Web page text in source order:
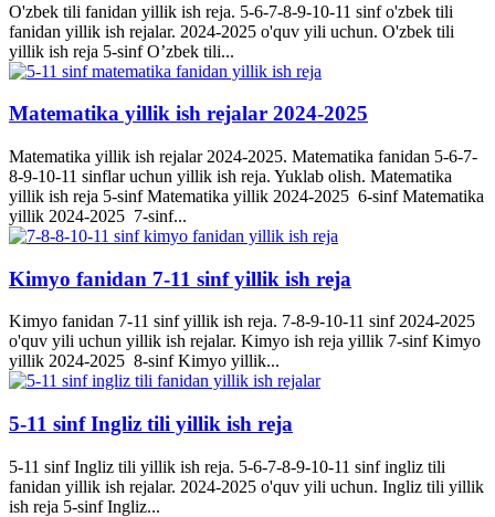
O'zbek tili fanidan yillik ish reja. 5-6-7-8-9-10-11 sinf o'zbek tili
fanidan yillik ish rejalar. 2024-2025 o'quv yili uchun. O'zbek tili
yillik ish reja 5-sinf O’zbek tili...
Matematika yillik ish rejalar 2024-2025
Matematika yillik ish rejalar 2024-2025. Matematika fanidan 5-6-7-
8-9-10-11 sinflar uchun yillik ish reja. Yuklab olish. Matematika
yillik ish reja 5-sinf Matematika yillik 2024-2025 6-sinf Matematika
yillik 2024-2025 7-sinf...
Kimyo fanidan 7-11 sinf yillik ish reja
Kimyo fanidan 7-11 sinf yillik ish reja. 7-8-9-10-11 sinf 2024-2025
o'quv yili uchun yillik ish rejalar. Kimyo ish reja yillik 7-sinf Kimyo
yillik 2024-2025 8-sinf Kimyo yillik...
5-11 sinf Ingliz tili yillik ish reja
5-11 sinf Ingliz tili yillik ish reja. 5-6-7-8-9-10-11 sinf ingliz tili
fanidan yillik ish rejalar. 2024-2025 o'quv yili uchun. Ingliz tili yillik
ish reja 5-sinf Ingliz...